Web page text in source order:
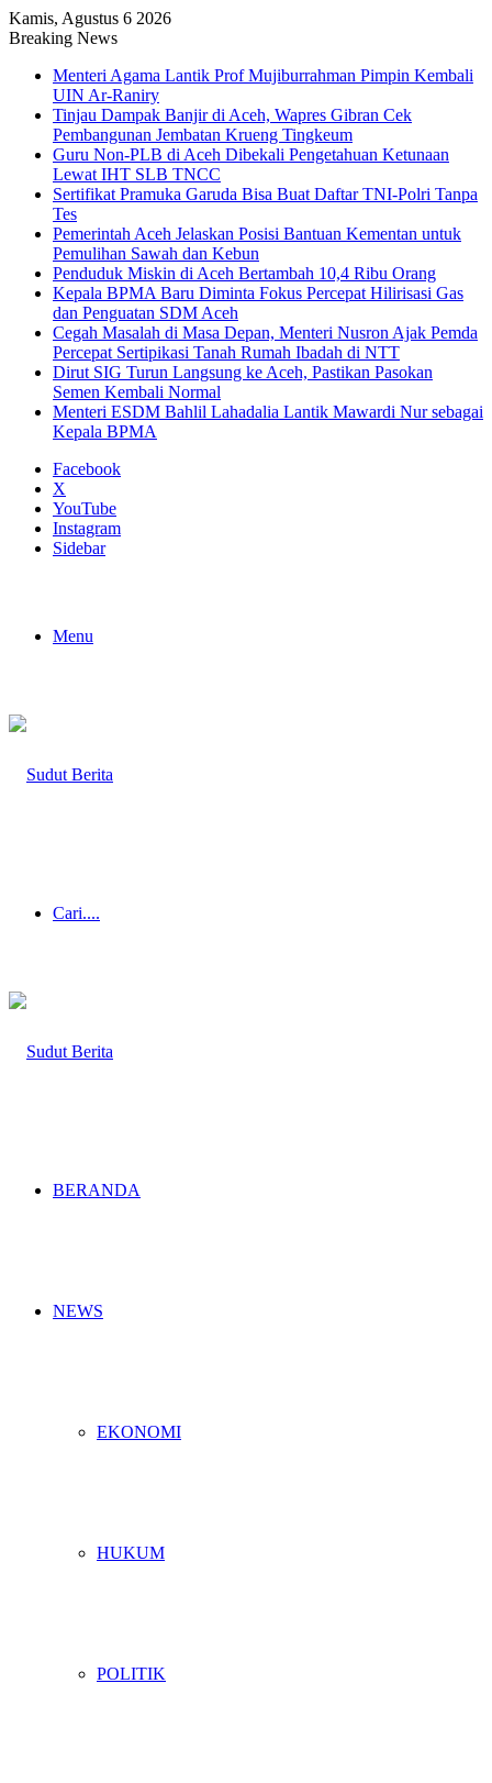
Kamis, Agustus 6 2026
Breaking News
Menteri Agama Lantik Prof Mujiburrahman Pimpin Kembali
UIN Ar-Raniry
Tinjau Dampak Banjir di Aceh, Wapres Gibran Cek
Pembangunan Jembatan Krueng Tingkeum
Guru Non-PLB di Aceh Dibekali Pengetahuan Ketunaan
Lewat IHT SLB TNCC
Sertifikat Pramuka Garuda Bisa Buat Daftar TNI-Polri Tanpa
Tes
Pemerintah Aceh Jelaskan Posisi Bantuan Kementan untuk
Pemulihan Sawah dan Kebun
Penduduk Miskin di Aceh Bertambah 10,4 Ribu Orang
Kepala BPMA Baru Diminta Fokus Percepat Hilirisasi Gas
dan Penguatan SDM Aceh
Cegah Masalah di Masa Depan, Menteri Nusron Ajak Pemda
Percepat Sertipikasi Tanah Rumah Ibadah di NTT
Dirut SIG Turun Langsung ke Aceh, Pastikan Pasokan
Semen Kembali Normal
Menteri ESDM Bahlil Lahadalia Lantik Mawardi Nur sebagai
Kepala BPMA
Facebook
X
YouTube
Instagram
Sidebar
Menu
Cari....
BERANDA
NEWS
EKONOMI
HUKUM
POLITIK